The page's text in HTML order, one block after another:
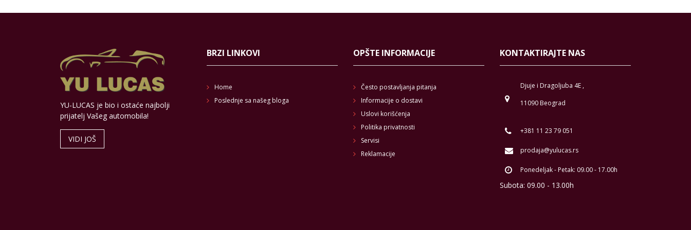
YU-LUCAS je bio i ostaće najbolji
prijatelj Vašeg automobila!
VIDI JOŠ
BRZI LINKOVI
Home
Poslednje sa našeg bloga
OPŠTE INFORMACIJE
Često postavljanja pitanja
Informacije o dostavi
Uslovi korišćenja
Politika privatnosti
Servisi
Reklamacije
KONTAKTIRAJTE NAS
Djuje i Dragoljuba 4E ,
11090 Beograd
+381 11 23 79 051
prodaja@yulucas.rs
Ponedeljak - Petak: 09.00 - 17.00h
Subota: 09.00 - 13.00h